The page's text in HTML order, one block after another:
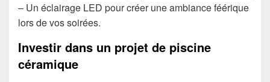
– Un éclairage LED pour créer une ambiance féérique
lors de vos soirées.
Investir dans un projet de piscine
céramique